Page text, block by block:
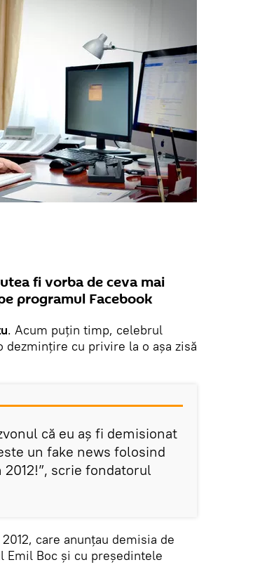
fi vorba de ceva mai
programul Facebook
. Acum puțin timp, celebrul
dezmințire cu privire la o așa zisă
că eu aș fi demisionat
un fake news folosind
scrie fondatorul
care anunțau demisia de
Boc și cu președintele